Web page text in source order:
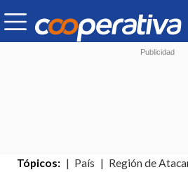
Tópicos: País Región de